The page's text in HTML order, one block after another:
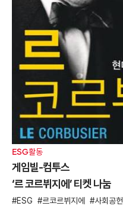
ESG활동
게임빌-컴투스
‘르 코르뷔지에’ 티켓 나눔
ESG 르코르뷔지에 사회공헌